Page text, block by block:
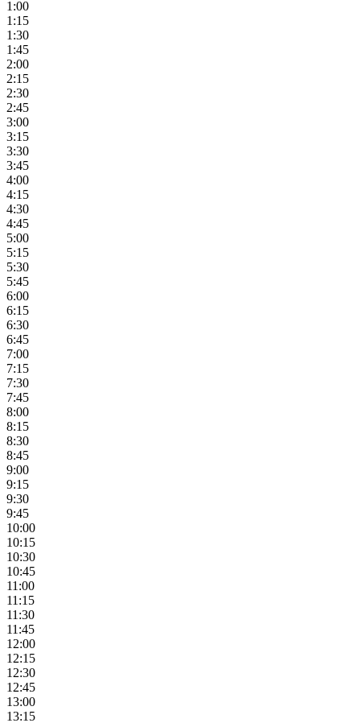
1:00
1:15
1:30
1:45
2:00
2:15
2:30
2:45
3:00
3:15
3:30
3:45
4:00
4:15
4:30
4:45
5:00
5:15
5:30
5:45
6:00
6:15
6:30
6:45
7:00
7:15
7:30
7:45
8:00
8:15
8:30
8:45
9:00
9:15
9:30
9:45
10:00
10:15
10:30
10:45
11:00
11:15
11:30
11:45
12:00
12:15
12:30
12:45
13:00
13:15